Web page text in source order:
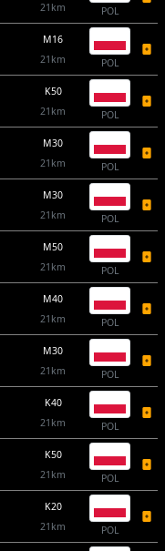
21km POL
M16
21km
POL
K50
21km
POL
M30
21km
POL
M30
21km
POL
M50
21km
POL
M40
21km
POL
M30
21km
POL
K40
21km
POL
K50
21km
POL
K20
21km
POL